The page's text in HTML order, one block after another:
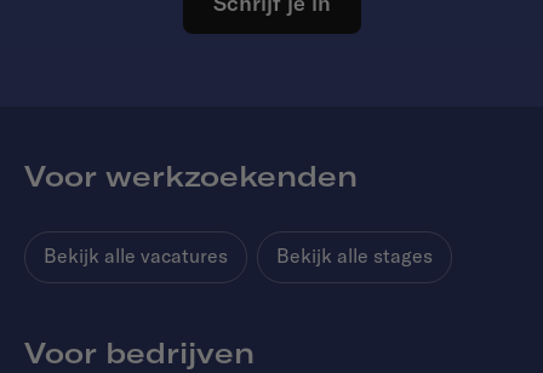
Voor werkzoekenden
Bekijk alle vacatures Bekijk alle stages
Voor bedrijven